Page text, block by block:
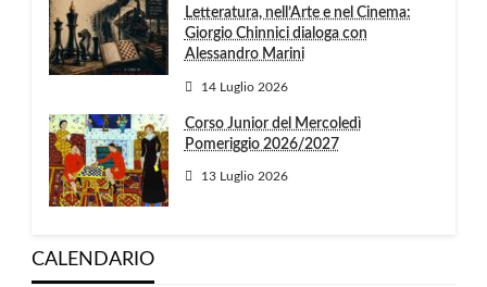
Letteratura, nell’Arte e nel Cinema:
Giorgio Chinnici dialoga con
Alessandro Marini
14 Luglio 2026
Corso Junior del Mercoledì
Pomeriggio 2026/2027
13 Luglio 2026
CALENDARIO